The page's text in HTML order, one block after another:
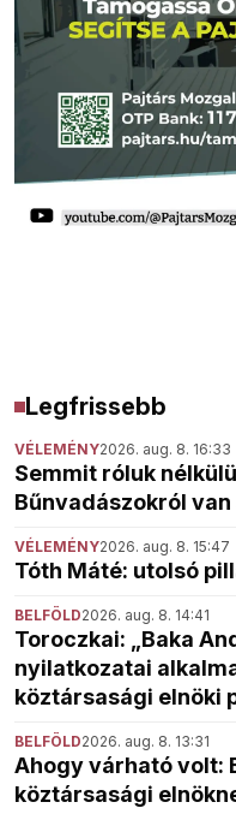
Legfrissebb
VÉLEMÉNY2026. aug. 8. 16:33
Semmit róluk
Bűnvadászokról van
VÉLEMÉNY2026. aug. 8. 15:47
Tóth Máté: utolsó
BELFÖLD2026. aug. 8. 14:41
Toroczkai: „Baka
nyilatkozatai
köztársasági elnöki
BELFÖLD2026. aug. 8. 13:31
Ahogy várható volt:
köztársasági